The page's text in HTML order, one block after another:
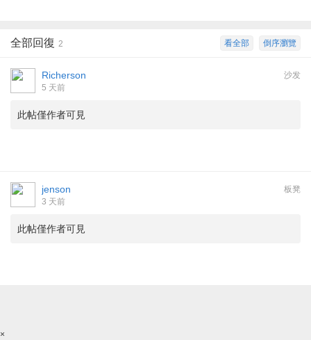
倒序瀏覽
看全部
全部回復 2
沙发
Richerson
5 天前
此帖僅作者可見
板凳
jenson
3 天前
此帖僅作者可見
×